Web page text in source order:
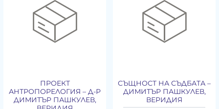
ПРОЕКТ
АНТРОПОРЕЛОГИЯ – Д-Р
ДИМИТЪР ПАШКУЛЕВ,
СЪЩНОСТ НА СЪДБАТА –
ДИМИТЪР ПАШКУЛЕВ,
ВЕРИДИЯ